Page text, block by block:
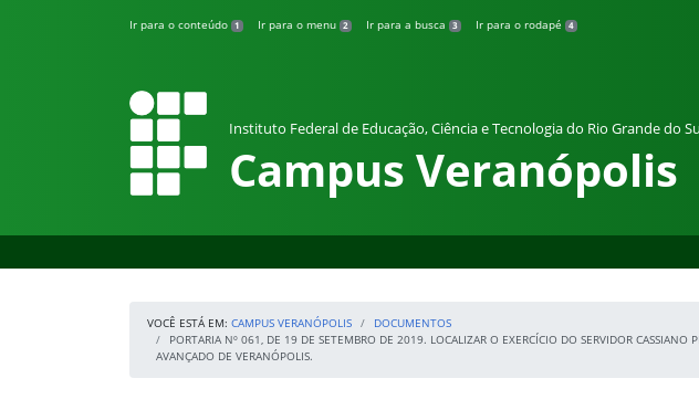
Ir para o conteúdo 1 Ir para o menu 2 Ir para a busca 3 Ir para o rodapé 4
Instituto Federal de Educação, Ciência e Tecnologia do Rio Grande do
Campus Veranópolis
VOCÊ ESTÁ EM: CAMPUS VERANÓPOLIS
DOCUMENTOS
PORTARIA Nº 061, DE 19 DE SETEMBRO DE 2019. LOCALIZAR O EXERCÍCIO DO SERVIDOR
AVANÇADO DE VERANÓPOLIS.